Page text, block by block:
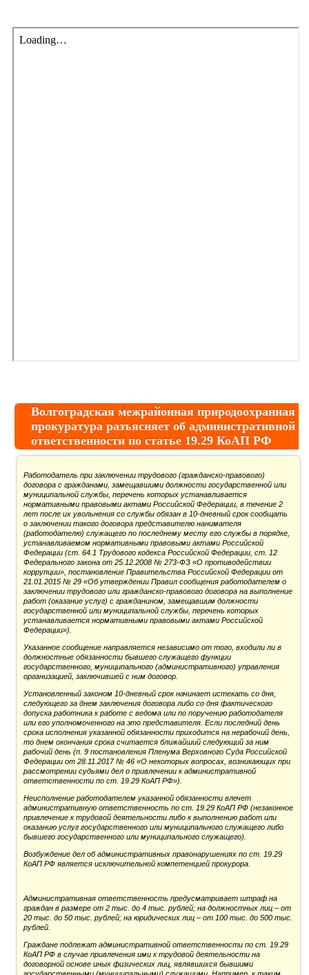
Волгоградская межрайонная природоохранная
прокуратура разъясняет об административной
ответственности по статье 19.29 КоАП РФ
Работодатель при заключении трудового (гражданско-правового)
договора с гражданами, замещавшими должности государственной или
муниципальной службы, перечень которых устанавливается
нормативными правовыми актами Российской Федерации, в течение 2
лет после их увольнения со службы обязан в 10-дневный срок сообщать
о заключении такого договора представителю нанимателя
(работодателю) служащего по последнему месту его службы в порядке,
устанавливаемом нормативными правовыми актами Российской
Федерации (ст. 64.1 Трудового кодекса Российской Федерации, ст. 12
Федерального закона от 25.12.2008 № 273-ФЗ «О противодействии
коррупции», постановление Правительства Российской Федерации от
21.01.2015 № 29 «Об утверждении Правил сообщения работодателем о
заключении трудового или гражданско-правового договора на выполнение
работ (оказание услуг) с гражданином, замещавшим должности
государственной или муниципальной службы, перечень которых
устанавливается нормативными правовыми актами Российской
Федерации»).
Указанное сообщение направляется независимо от того, входили ли в
должностные обязанности бывшего служащего функции
государственного, муниципального (административного) управления
организацией, заключившей с ним договор.
Установленный законом 10-дневный срок начинает истекать со дня,
следующего за днем заключения договора либо со дня фактического
допуска работника к работе с ведома или по поручению работодателя
или его уполномоченного на это представителя. Если последний день
срока исполнения указанной обязанности приходится на нерабочий день,
то днем окончания срока считается ближайший следующий за ним
рабочий день (п. 9 постановления Пленума Верховного Суда Российской
Федерации от 28.11.2017 № 46 «О некоторых вопросах, возникающих при
рассмотрении судьями дел о привлечении к административной
ответственности по ст. 19.29 КоАП РФ»).
Неисполнение работодателем указанной обязанности влечет
административную ответственность по ст. 19.29 КоАП РФ (незаконное
привлечение к трудовой деятельности либо к выполнению работ или
оказанию услуг государственного или муниципального служащего либо
бывшего государственного или муниципального служащего).
Возбуждение дел об административных правонарушениях по ст. 19.29
КоАП РФ является исключительной компетенцией прокурора.
Административная ответственность предусматривает штраф на
граждан в размере от 2 тыс. до 4 тыс. рублей; на должностных лиц – от
20 тыс. до 50 тыс. рублей; на юридических лиц – от 100 тыс. до 500 тыс.
рублей.
Граждане подлежат административной ответственности по ст. 19.29
КоАП РФ в случае привлечения ими к трудовой деятельности на
договорной основе иных физических лиц, являвшихся бывшими